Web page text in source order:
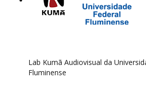
Lab Kumã Audiovisual da
Fluminense